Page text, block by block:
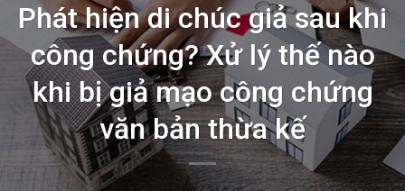
Phát hiện di chúc giả sau khi
công chứng? Xử lý thế nào
khi bị giả mạo công chứng
văn bản thừa kế